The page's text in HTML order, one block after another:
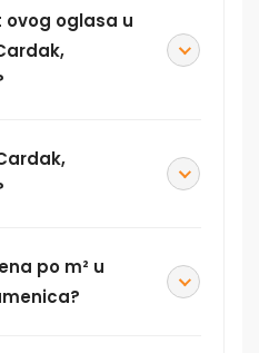
ovog oglasa u
po m² u